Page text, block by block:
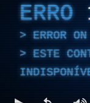
ERRO
ERROR
ESTE